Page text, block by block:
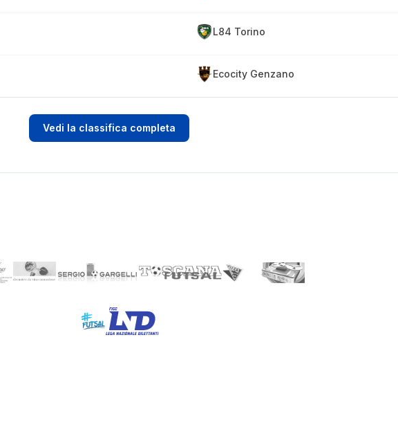
L84 Torino
Ecocity Genzano
Vedi la classifica completa